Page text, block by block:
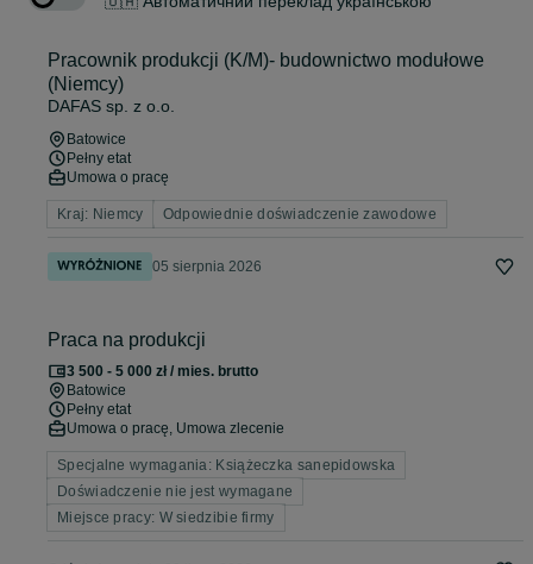
Pracownik produkcji (K/M)- budownictwo modułowe
(Niemcy)
DAFAS sp. z o.o.
Batowice
Pełny etat
Umowa o pracę
Kraj: Niemcy Odpowiednie doświadczenie zawodowe
05 sierpnia 2026
Praca na produkcji
3 500 - 5 000 zł / mies. brutto
Batowice
Pełny etat
Umowa o pracę, Umowa zlecenie
Specjalne wymagania: Książeczka sanepidowska
Doświadczenie nie jest wymagane
Miejsce pracy: W siedzibie firmy